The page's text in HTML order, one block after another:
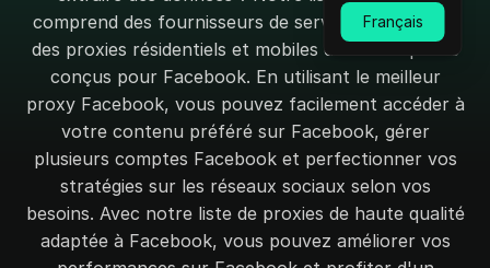
Français
comprend des fournisseurs de services qui offrent
des proxies résidentiels et mobiles de haute qualité
conçus pour Facebook. En utilisant le meilleur
proxy Facebook, vous pouvez facilement accéder à
votre contenu préféré sur Facebook, gérer
plusieurs comptes Facebook et perfectionner vos
stratégies sur les réseaux sociaux selon vos
besoins. Avec notre liste de proxies de haute qualité
adaptée à Facebook, vous pouvez améliorer vos